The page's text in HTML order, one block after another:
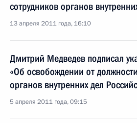
сотрудников органов
13 апреля 2011 года, 16:10
Дмитрий Медведев подписал
«Об освобождении от
органов внутренних дел
5 апреля 2011 года, 09:15